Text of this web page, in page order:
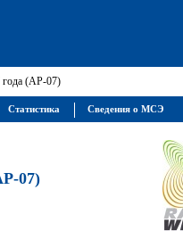
года (АР-07)
07)
Статистика Сведения о МСЭ